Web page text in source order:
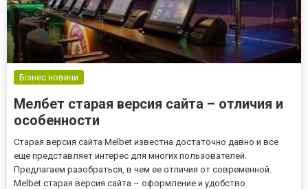
Бізнес новини
Мелбет старая версия сайта – отличия и
особенности
Старая версия сайта Melbet известна достаточно давно и все
еще представляет интерес для многих пользователей.
Предлагаем разобраться, в чем ее отличия от современной.
Melbet старая версия сайта – оформление и удобство